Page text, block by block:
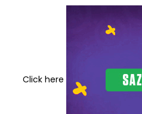
Click here